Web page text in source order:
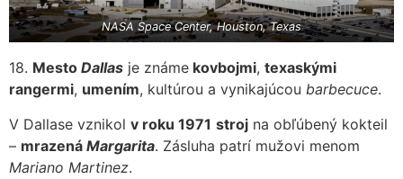
NASA Space Center, Houston, Texas
18. Mesto Dallas je známe kovbojmi, texaskými
rangermi, umením, kultúrou a vynikajúcou barbecuce.
V Dallase vznikol v roku 1971 stroj na obľúbený kokteil
– mrazená Margarita. Zásluha patrí mužovi menom
Mariano Martinez.